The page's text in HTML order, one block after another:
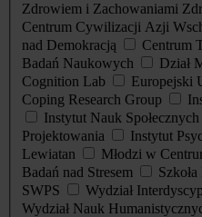
Zdrowiem i Zachowaniami
Centrum Cywilizacji Azji
nad Demokracją
Centrum
Badań Naukowych
Dział
Cognition Lab
Europejski
Coping Research Group
Instytut Nauk Społecznych
Projektowania
Instytut
Lewiatan
Młodzi w
Badań nad Stresem
SWPS
Wydział
Wydział Nauk